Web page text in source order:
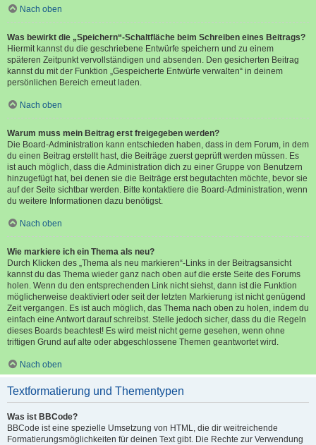
Nach oben
Was bewirkt die „Speichern“-Schaltfläche beim Schreiben eines Beitrags?
Hiermit kannst du die geschriebene Entwürfe speichern und zu einem
späteren Zeitpunkt vervollständigen und absenden. Den gesicherten Beitrag
kannst du mit der Funktion „Gespeicherte Entwürfe verwalten“ in deinem
persönlichen Bereich erneut laden.
Nach oben
Warum muss mein Beitrag erst freigegeben werden?
Die Board-Administration kann entschieden haben, dass in dem Forum, in dem
du einen Beitrag erstellt hast, die Beiträge zuerst geprüft werden müssen. Es
ist auch möglich, dass die Administration dich zu einer Gruppe von Benutzern
hinzugefügt hat, bei denen sie die Beiträge erst begutachten möchte, bevor sie
auf der Seite sichtbar werden. Bitte kontaktiere die Board-Administration, wenn
du weitere Informationen dazu benötigst.
Nach oben
Wie markiere ich ein Thema als neu?
Durch Klicken des „Thema als neu markieren“-Links in der Beitragsansicht
kannst du das Thema wieder ganz nach oben auf die erste Seite des Forums
holen. Wenn du den entsprechenden Link nicht siehst, dann ist die Funktion
möglicherweise deaktiviert oder seit der letzten Markierung ist nicht genügend
Zeit vergangen. Es ist auch möglich, das Thema nach oben zu holen, indem du
einfach eine Antwort darauf schreibst. Stelle jedoch sicher, dass du die Regeln
dieses Boards beachtest! Es wird meist nicht gerne gesehen, wenn ohne
triftigen Grund auf alte oder abgeschlossene Themen geantwortet wird.
Nach oben
Textformatierung und Thementypen
Was ist BBCode?
BBCode ist eine spezielle Umsetzung von HTML, die dir weitreichende
Formatierungsmöglichkeiten für deinen Text gibt. Die Rechte zur Verwendung